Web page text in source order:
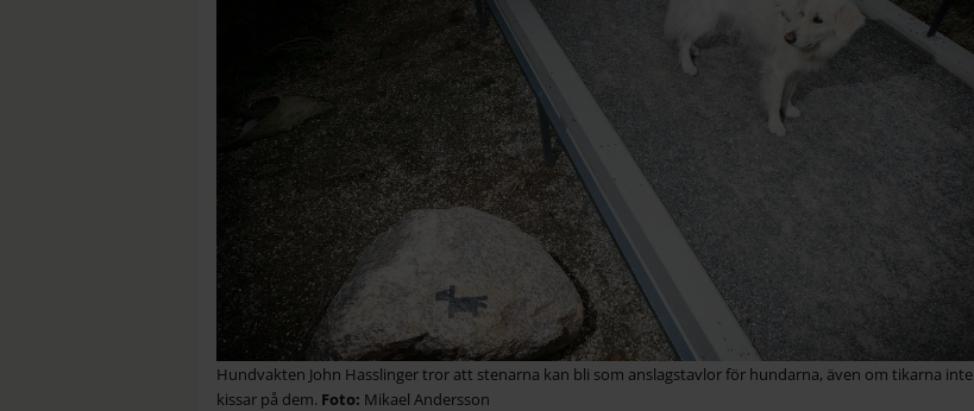
Hundvakten John Hasslinger tror att stenarna kan bli som anslagstavlor för hundarna, även om tikarna inte
kissar på dem.
Mikael Andersson